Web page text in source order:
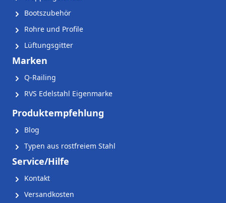
Bootszubehör
Rohre und Profile
Lüftungsgitter
Marken
Q-Railing
RVS Edelstahl Eigenmarke
Produktempfehlung
Blog
Typen aus rostfreiem Stahl
Service/Hilfe
Kontakt
Versandkosten